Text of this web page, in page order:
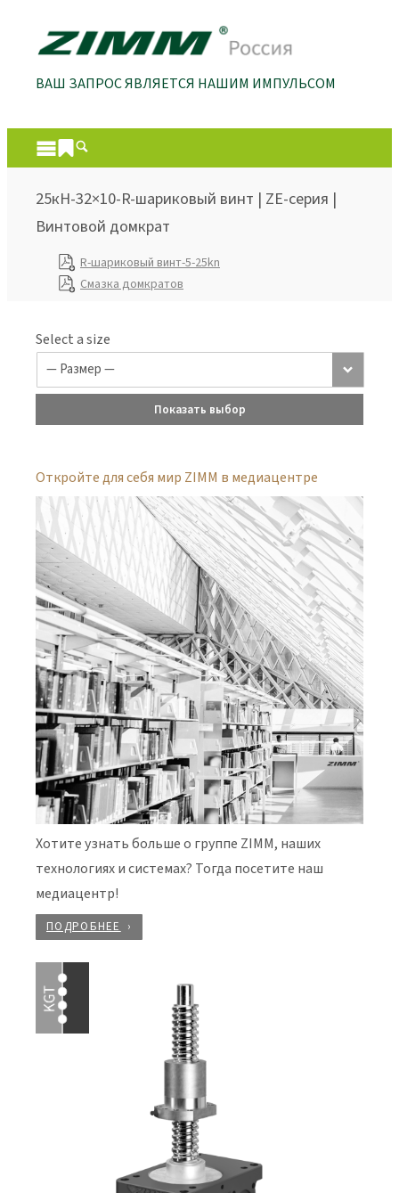
ВАШ ЗАПРОС ЯВЛЯЕТСЯ НАШИМ ИМПУЛЬСОМ
25кН-32×10-R-шариковый винт | ZE-серия |
Винтовой домкрат
R-шариковый винт-5-25kn
Смазка домкратов
Select a size
Показать выбор
Откройте для себя мир ZIMM в медиацентре
Хотите узнать больше о группе ZIMM, наших
технологиях и системах? Тогда посетите наш
медиацентр!
ПОДРОБНЕЕ